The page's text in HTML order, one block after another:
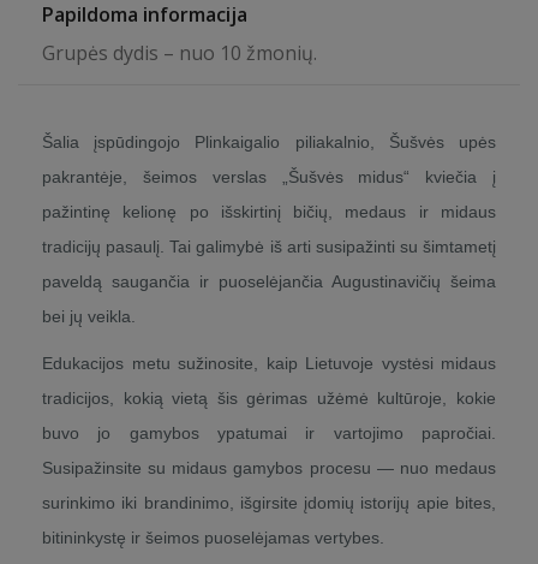
Papildoma informacija
Grupės dydis – nuo 10 žmonių.
Šalia įspūdingojo Plinkaigalio piliakalnio, Šušvės upės
pakrantėje, šeimos verslas „Šušvės midus“ kviečia į
pažintinę kelionę po išskirtinį bičių, medaus ir midaus
tradicijų pasaulį. Tai galimybė iš arti susipažinti su šimtametį
paveldą saugančia ir puoselėjančia Augustinavičių šeima
bei jų veikla.
Edukacijos metu sužinosite, kaip Lietuvoje vystėsi midaus
tradicijos, kokią vietą šis gėrimas užėmė kultūroje, kokie
buvo jo gamybos ypatumai ir vartojimo papročiai.
Susipažinsite su midaus gamybos procesu — nuo medaus
surinkimo iki brandinimo, išgirsite įdomių istorijų apie bites,
bitininkystę ir šeimos puoselėjamas vertybes.